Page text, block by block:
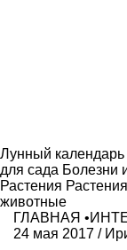
Лунный календарь
для сада Болезни
Растения Растения
животные
ГЛАВНАЯ •
24 мая 2017 /